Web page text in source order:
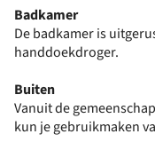
Badkamer
De badkamer is
handdoekdroger.
Buiten
Vanuit de
kun je gebruikmaken